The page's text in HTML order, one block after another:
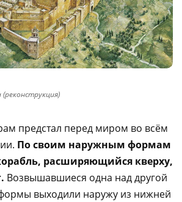
предстал перед миром во всём
По своим наружным формам
расширяющийся кверху,
Возвышавшиеся одна над другой
выходили наружу из нижней